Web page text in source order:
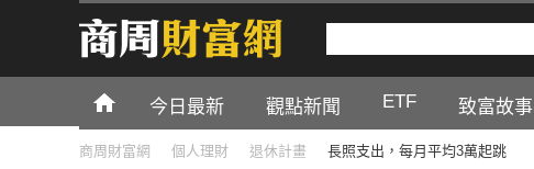
今日最新 觀點新聞 ETF 致富故事
商周財富網 個人理財 退休計畫 長照支出，每月平均3萬起跳